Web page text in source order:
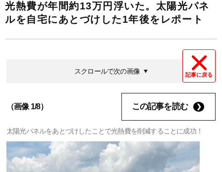
光熱費が年間約13万円浮いた。太陽光パネ
ルを自宅にあとづけした1年後をレポート
記事に戻る
スクロールで次の画像
（画像 1/8） この記事を読む
太陽光パネルをあとづけしたことで光熱費を削減することに成功！